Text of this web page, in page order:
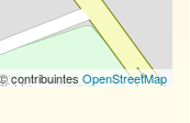
© contribuintes OpenStreetMap